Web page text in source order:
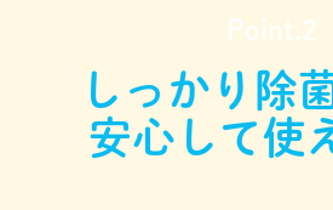
Point.2
しっかり除
安心して使